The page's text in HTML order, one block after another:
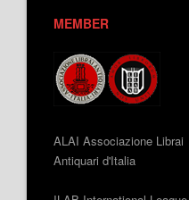
MEMBER
ALAI Associazione Librai
Antiquari d'Italia